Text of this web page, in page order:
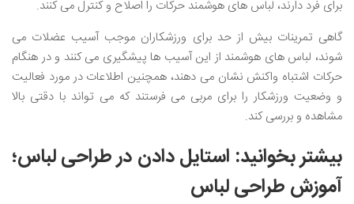
برای فرد دارند، لباس های هوشمند حرکات را اصلاح و کنترل می کنند.
گاهی تمرینات بیش از حد برای ورزشکاران موجب آسیب عضلات می
شوند، لباس های هوشمند از این آسیب ها پیشگیری می کنند و در هنگام
حرکات اشتباه واکنش نشان می دهند، همچنین اطلاعات در مورد فعالیت
و وضعیت ورزشکار را برای مربی می فرستند که می تواند با دقتی بالا
مشاهده و بررسی کند.
بیشتر بخوانید: استایل دادن در طراحی لباس؛
آموزش طراحی لباس